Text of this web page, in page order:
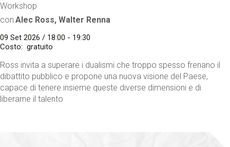
Workshop
con Alec Ross, Walter Renna
09 Set 2026 / 18:00 - 19:30
Costo
gratuito
Ross invita a superare i dualismi che troppo spesso frenano il
dibattito pubblico e propone una nuova visione del Paese,
capace di tenere insieme queste diverse dimensioni e di
liberarne il talento